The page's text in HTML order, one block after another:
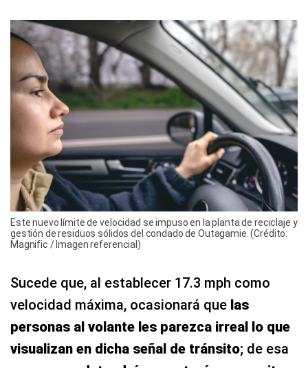
Este nuevo límite de velocidad se impuso en la planta de reciclaje y
gestión de residuos sólidos del condado de Outagamie. (Crédito:
Magnific / Imagen referencial)
Sucede que, al establecer 17.3 mph como
velocidad máxima, ocasionará que las
personas al volante les parezca irreal lo que
visualizan en dicha señal de tránsito; de esa